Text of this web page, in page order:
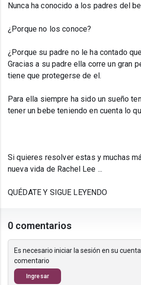
Nunca ha conocido a los padres del
¿Porque no los conoce?
¿Porque su padre no le ha contado
Gracias a su padre ella corre un gran
tiene que protegerse de el.
Para ella siempre ha sido un sueño
tener un bebe teniendo en cuenta lo
Si quieres resolver estas y muchas
nueva vida de Rachel Lee ...
QUÉDATE Y SIGUE LEYENDO
0 comentarios
Es necesario iniciar la sesión en su
comentario
Ingresar